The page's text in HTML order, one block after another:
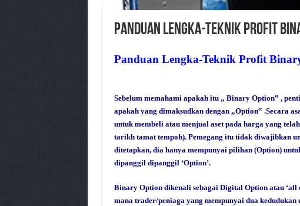
Panduan Lengka-Teknik Profit
Panduan Lengka-Teknik Profit
Sebelum memahami apakah itu „ Binary Option‟ ,
apakah yang dimaksudkan dengan „Option‟ .Secara
untuk membeli atau menjual aset pada harga yang
tarikh tamat tempoh). Pemegang itu tidak diwajibkan
ditetapkan, dia hanya mempunyai pilihan (Option)
dipanggil dipanggil ‘Option’.
Binary Option dikenali sebagai Digital Option atau ‘all
mana trader/peniaga yang mempunyai dua